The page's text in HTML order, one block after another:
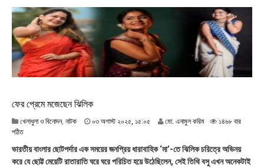
,
২
৩
:
৫
৬
ফের প্রেমে মজেছেন ঝিলিক
খেলাধুলা ও বিনোদন, নাটক ০৩ অগাস্ট ২০২৫, ১৫:০৫
গা
স্ট
মো. এনামুল করিম
১৪৬৮ বার
পঠিত
ভারতীয় বাংলার ছোটপর্দার এক সময়ের জনপ্রিয় ধারাবাহিক ‘মা’-তে ঝিলিক চরিত্রে অভিনয়
করে যে ছোট্ট মেয়েটি রাতারাতি ঘরে ঘরে পরিচিত হয়ে উঠেছিলেন, সেই তিথি বসু এখন অনেকটাই